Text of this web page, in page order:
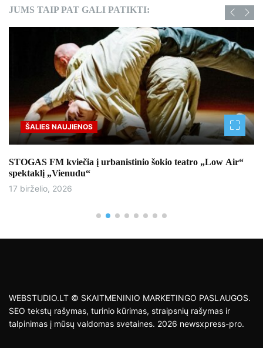
JUMS TAIP PAT GALI PATIKTI:
„Low Air“
Sportas
Lietuvos jaunimo rinktinės boksininkai
WEBSTUDIO.LT © SKAITMENINIO MARKETINGO PASLAUGOS.
SEO tekstų rašymas, turinio kūrimas, straipsnių rašymas ir
talpinimas į mūsų valdomas svetaines. 2026 newsxpress-pro.